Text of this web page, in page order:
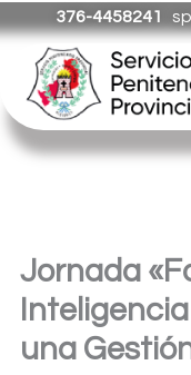
al
contenido
376-4458241
Jornada
una